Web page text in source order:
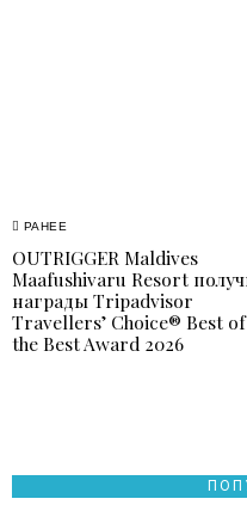
Навигация
по
записям
РАНЕЕ
Previous
post:
OUTRIGGER Maldives
Maafushivaru Resort
награды Tripadvisor
Travellers’ Choice® Best of
the Best Award 2026